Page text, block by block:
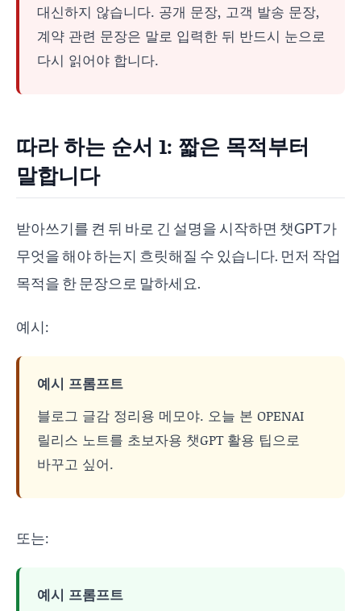
대신하지 않습니다. 공개 문장, 고객 발송 문장,
계약 관련 문장은 말로 입력한 뒤 반드시 눈으로
다시 읽어야 합니다.
따라 하는 순서 1: 짧은 목적부터
말합니다
받아쓰기를 켠 뒤 바로 긴 설명을 시작하면 챗GPT가
무엇을 해야 하는지 흐릿해질 수 있습니다. 먼저 작업
목적을 한 문장으로 말하세요.
예시:
예시 프롬프트
블로그 글감 정리용 메모야. 오늘 본 OPENAI
릴리스 노트를 초보자용 챗GPT 활용 팁으로
바꾸고 싶어.
또는:
예시 프롬프트